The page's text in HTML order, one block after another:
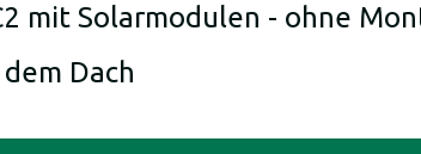
mit Solarmodulen - ohne
Dach